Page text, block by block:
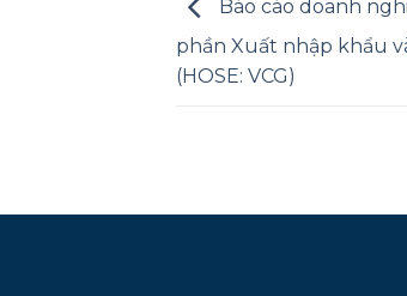
Báo cáo doanh
phần Xuất nhập khẩu
(HOSE: VCG)